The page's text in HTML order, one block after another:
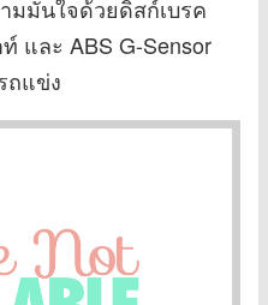
มมั่นใจด้วยดิสก์เบรค
และ ABS G-Sensor
ถแข่ง